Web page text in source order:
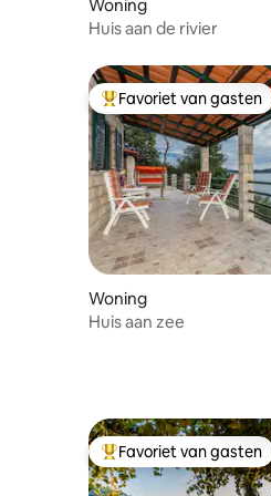
Woning
Huis aan de rivier
Topfavoriet van gasten
Favoriet van gasten
Woning
Huis aan zee
Topfavoriet van gasten
Favoriet van gasten